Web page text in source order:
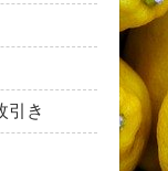
引き